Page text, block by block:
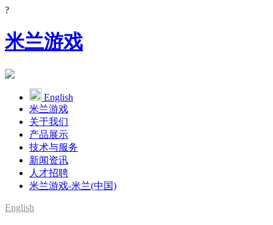
?
米兰游戏
English
米兰游戏
关于我们
产品展示
技术与服务
新闻资讯
人才招聘
米兰游戏-米兰(中国)
English